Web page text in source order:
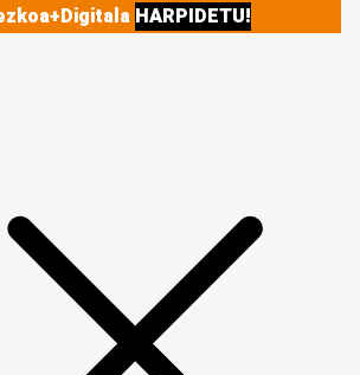
HARPIDETU!